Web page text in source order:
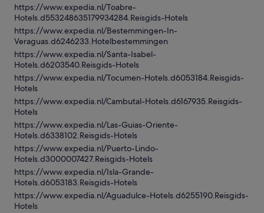
https://www.expedia.nl/Toabre-
Hotels.d553248635179934284.Reisgids-Hotels
https://www.expedia.nl/Bestemmingen-In-
Veraguas.d6246233.Hotelbestemmingen
https://www.expedia.nl/Santa-Isabel-
Hotels.d6203540.Reisgids-Hotels
https://www.expedia.nl/Tocumen-Hotels.d6053184.Reisgids-
Hotels
https://www.expedia.nl/Cambutal-Hotels.d6167935.Reisgids-
Hotels
https://www.expedia.nl/Las-Guias-Oriente-
Hotels.d6338102.Reisgids-Hotels
https://www.expedia.nl/Puerto-Lindo-
Hotels.d3000007427.Reisgids-Hotels
https://www.expedia.nl/Isla-Grande-
Hotels.d6053183.Reisgids-Hotels
https://www.expedia.nl/Aguadulce-Hotels.d6255190.Reisgids-
Hotels